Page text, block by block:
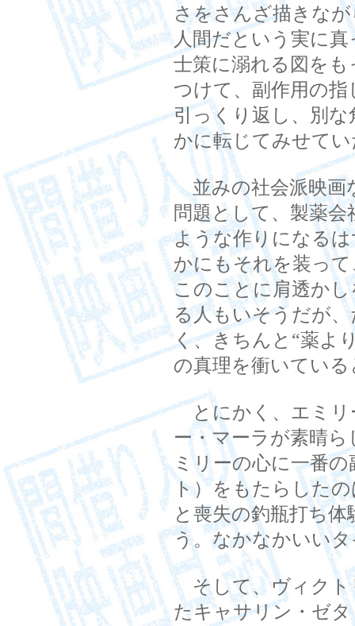
さをさんざ描きな
人間だという実に
士策に溺れる図を
つけて、副作用の
引っくり返し、別な
かに転じてみせて
並みの社会派映画
問題として、製薬会
ような作りになる
かにもそれを装っ
このことに肩透か
る人もいそうだが
く、きちんと“薬よ
の真理を衝いてい
とにかく、エミリ
ー・マーラが素晴
ミリーの心に一番
ト）をもたらした
と喪失の釣瓶打ち
う。なかなかいい
そして、ヴィクト
たキャサリン・ゼ